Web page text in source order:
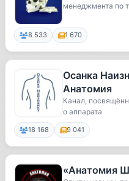
менеджмента по
8 533 1 670
Осанка
Анатомия
Канал,
о аппарата
18 168 9 041
«Анатомия